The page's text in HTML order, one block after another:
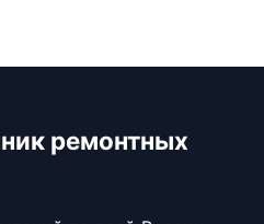
ремонтных